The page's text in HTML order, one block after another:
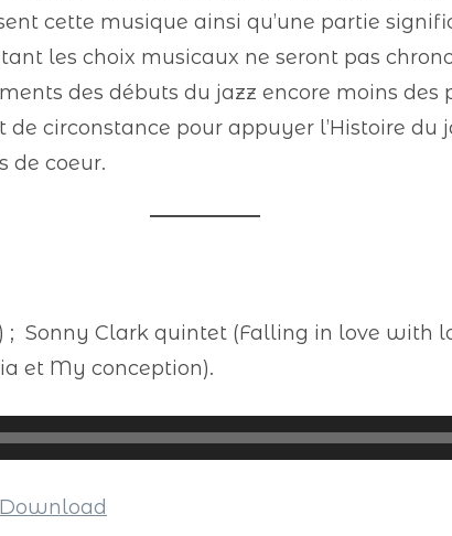
cette musique ainsi qu’une partie
les choix musicaux ne seront pas
des débuts du jazz encore moins
de circonstance pour appuyer l’Histoire du
de coeur.
; Sonny Clark quintet (Falling in love with
et My conception).
Download